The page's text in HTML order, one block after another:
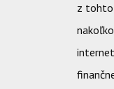
z tohto